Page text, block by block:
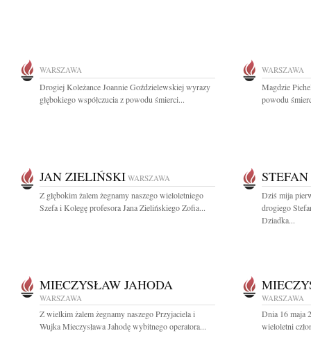
WARSZAWA
Drogiej Koleżance Joannie Goździelewskiej wyrazy
głębokiego współczucia z powodu śmierci...
WARSZAWA
Magdzie
powodu
JAN ZIELIŃSKI WARSZAWA
Z głębokim żalem żegnamy naszego wieloletniego
Szefa i Kolegę profesora Jana Zielińskiego Zofia...
Dziś mija
drogiego
Dziadka...
MIECZYSŁAW JAHODA
WARSZAWA
Z wielkim żalem żegnamy naszego Przyjaciela i
Wujka Mieczysława Jahodę wybitnego operatora...
WARSZAWA
Dnia 16 maja
wieloletni